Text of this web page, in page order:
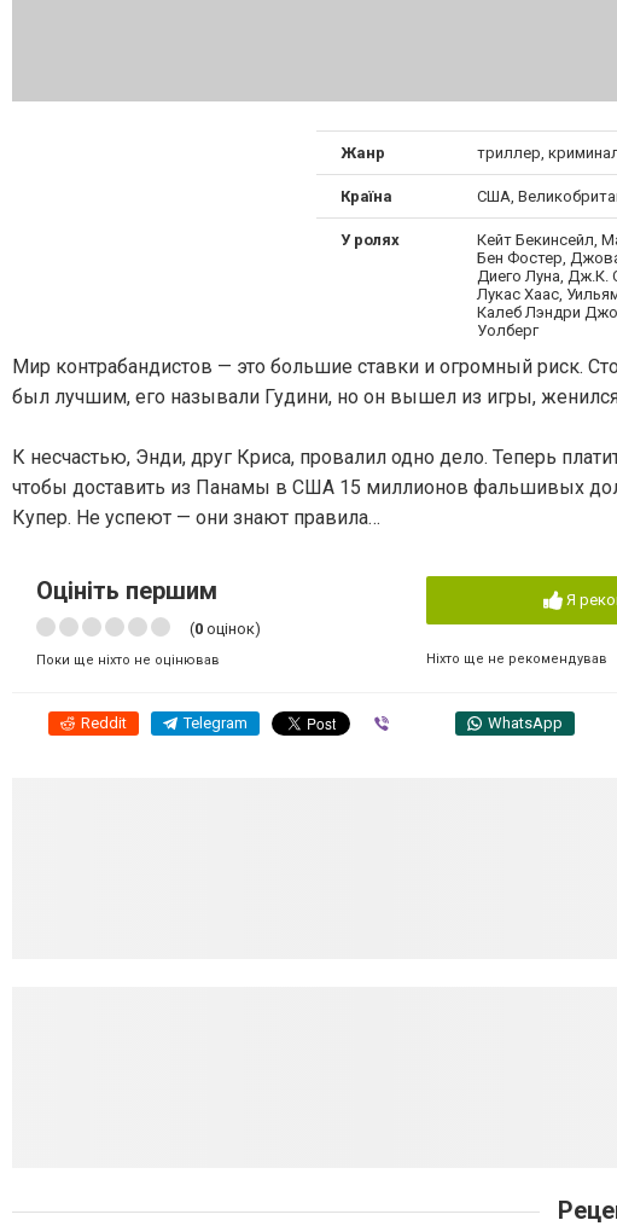
Жанр триллер,
Країна США,
У ролях
Кейт Бекинсейл,
Бен Фостер,
Диего Луна, Дж.К.
Лукас Хаас,
Калеб Лэндри
Уолберг
Мир контрабандистов — это большие ставки и огромный риск.
был лучшим, его называли Гудини, но он вышел из игры,
К несчастью, Энди, друг Криса, провалил одно дело. Теперь
чтобы доставить из Панамы в США 15 миллионов фальшивых
Купер. Не успеют — они знают правила…
Оцініть першим
(0 оцінок)
Поки ще ніхто не оцінював
Я
Ніхто ще не рекомендував
Reddit Telegram WhatsApp